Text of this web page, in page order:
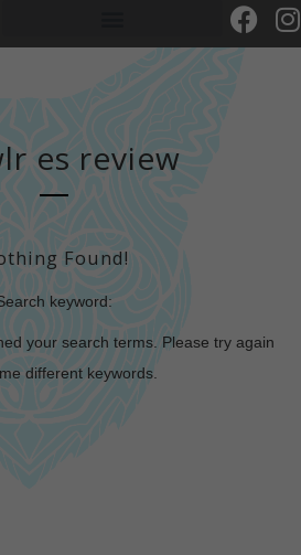
es review
Found!
keyword:
your search terms. Please try again
different keywords.